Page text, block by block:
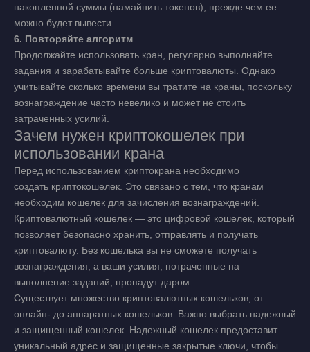
накопленной суммы (намайнить токенов), прежде чем ее
можно будет вывести.
6. Повторяйте алгоритм
Продолжайте использовать кран, регулярно выполняйте
задания и зарабатывайте больше криптовалюты. Однако
учитывайте сколько времени вы тратите на краны, поскольку
вознаграждение часто невелико и может не стоить
затраченных усилий.
Зачем нужен криптокошелек при
использовании крана
Перед использованием криптокрана необходимо
создать криптокошелек. Это связано с тем, что кранам
необходим кошелек для зачисления вознаграждений.
Криптовалютный кошелек — это цифровой кошелек, который
позволяет безопасно хранить, отправлять и получать
криптовалюту. Без кошелька вы не сможете получать
вознаграждения, а ваши усилия, потраченные на
выполнение заданий, пропадут даром.
Существует множество криптовалютных кошельков, от
онлайн- до аппаратных кошельков. Важно выбрать надежный
и защищенный кошелек. Надежный кошелек предоставит
уникальный адрес и защищенные закрытые ключи, чтобы